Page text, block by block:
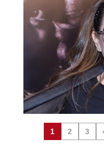
1 2 3